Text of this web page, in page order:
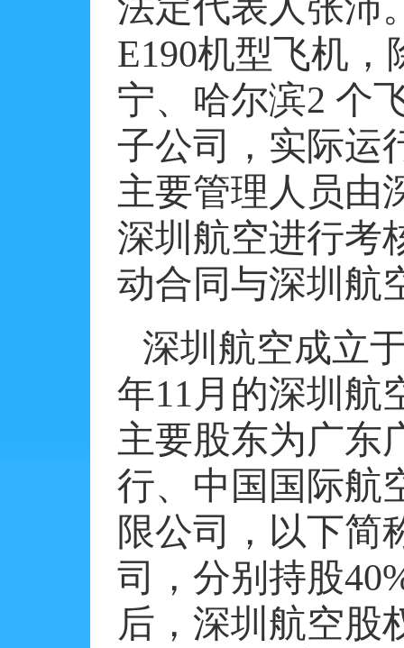
E190机型飞机，
宁、哈尔滨2 个
子公司，实际运
主要管理人员由
深圳航空进行考
动合同与深圳航
深圳航空成立
年11月的深圳航
主要股东为广东
行、中国国际航
限公司，以下简
司，分别持股
后，深圳航空股